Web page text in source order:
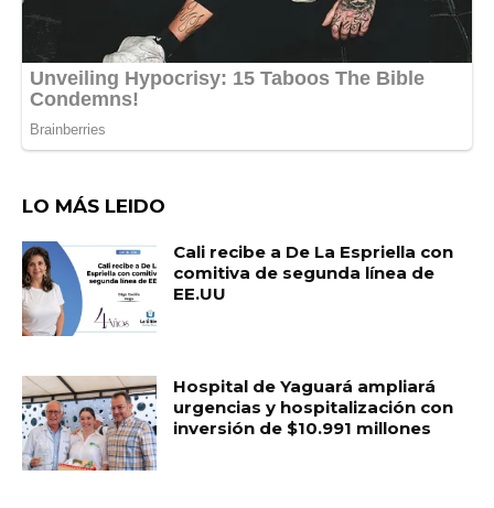
LO MÁS LEIDO
Cali recibe a De La Espriella con
comitiva de segunda línea de
EE.UU
Hospital de Yaguará ampliará
urgencias y hospitalización con
inversión de $10.991 millones